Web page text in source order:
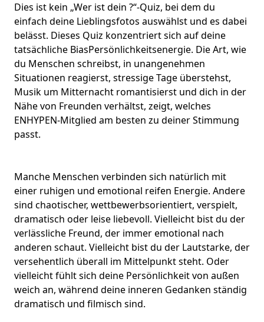
Dies ist kein „Wer ist dein ?“-Quiz, bei dem du
einfach deine Lieblingsfotos auswählst und es dabei
belässt. Dieses Quiz konzentriert sich auf deine
tatsächliche BiasPersönlichkeitsenergie. Die Art, wie
du Menschen schreibst, in unangenehmen
Situationen reagierst, stressige Tage überstehst,
Musik um Mitternacht romantisierst und dich in der
Nähe von Freunden verhältst, zeigt, welches
ENHYPEN-Mitglied am besten zu deiner Stimmung
passt.
Manche Menschen verbinden sich natürlich mit
einer ruhigen und emotional reifen Energie. Andere
sind chaotischer, wettbewerbsorientiert, verspielt,
dramatisch oder leise liebevoll. Vielleicht bist du der
verlässliche Freund, der immer emotional nach
anderen schaut. Vielleicht bist du der Lautstarke, der
versehentlich überall im Mittelpunkt steht. Oder
vielleicht fühlt sich deine Persönlichkeit von außen
weich an, während deine inneren Gedanken ständig
dramatisch und filmisch sind.